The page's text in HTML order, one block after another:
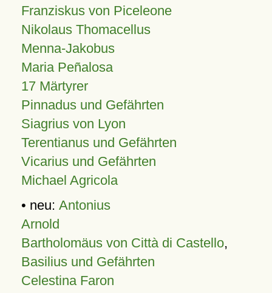
Franziskus von Piceleone
Nikolaus Thomacellus
Menna-Jakobus
Maria Peñalosa
17 Märtyrer
Pinnadus und Gefährten
Siagrius von Lyon
Terentianus und Gefährten
Vicarius und Gefährten
Michael Agricola
• neu: Antonius
Arnold
Bartholomäus von Città di Castello,
Basilius und Gefährten
Celestina Faron